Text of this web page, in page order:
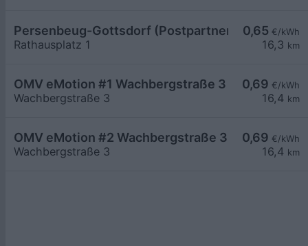
0,65 €/kWh
16,3 km
Persenbeug-Gottsdorf (Postpartner)
Rathausplatz 1
0,69 €/kWh
16,4 km
OMV eMotion #1 Wachbergstraße 3 Melk
Wachbergstraße 3
0,69 €/kWh
16,4 km
OMV eMotion #2 Wachbergstraße 3 Melk
Wachbergstraße 3